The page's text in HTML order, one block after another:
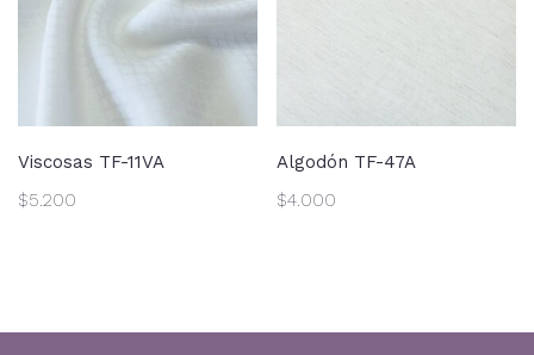
Viscosas TF-11VA
$5.200
Algodón TF-47A
$4.000